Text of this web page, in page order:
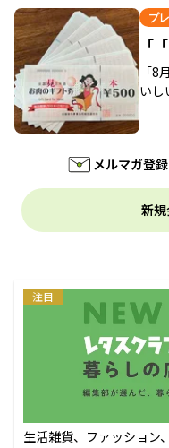
プ
「
「
いし
メルマガ登
新
注目
生活雑貨、ファッショ